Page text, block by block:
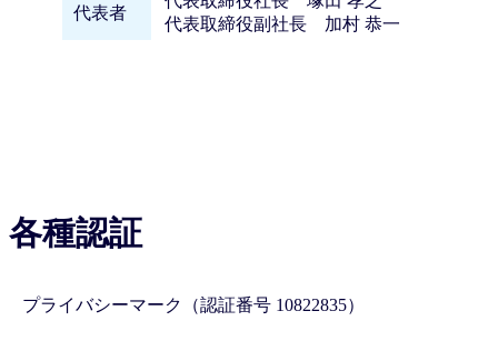
代表者
代表取締役副社長 加村 恭一
各種認証
プライバシーマーク（認証番号 10822835）